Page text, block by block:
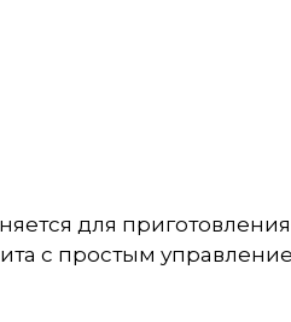
для
с простым